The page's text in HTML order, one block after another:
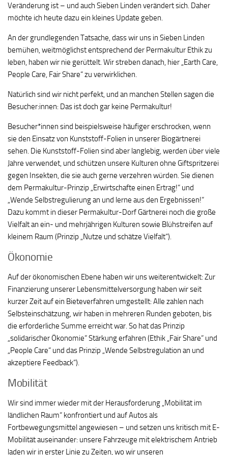
Veränderung ist – und auch Sieben Linden verändert sich. Daher
möchte ich heute dazu ein kleines Update geben.
An der grundlegenden Tatsache, dass wir uns in Sieben Linden
bemühen, weitmöglichst entsprechend der Permakultur Ethik zu
leben, haben wir nie gerüttelt. Wir streben danach, hier „Earth Care,
People Care, Fair Share“ zu verwirklichen.
Natürlich sind wir nicht perfekt, und an manchen Stellen sagen die
Besucher:innen: Das ist doch gar keine Permakultur!
Besucher*innen sind beispielsweise häufiger erschrocken, wenn
sie den Einsatz von Kunststoff-Folien in unserer Biogärtnerei
sehen. Die Kunststoff-Folien sind aber langlebig, werden über viele
Jahre verwendet, und schützen unsere Kulturen ohne Giftspritzerei
gegen Insekten, die sie auch gerne verzehren würden. Sie dienen
dem Permakultur-Prinzip „Erwirtschafte einen Ertrag!“ und
„Wende Selbstregulierung an und lerne aus den Ergebnissen!“
Dazu kommt in dieser Permakultur-Dorf Gärtnerei noch die große
Vielfalt an ein- und mehrjährigen Kulturen sowie Blühstreifen auf
kleinem Raum (Prinzip „Nutze und schätze Vielfalt“).
Ökonomie
Auf der ökonomischen Ebene haben wir uns weiterentwickelt: Zur
Finanzierung unserer Lebensmittelversorgung haben wir seit
kurzer Zeit auf ein Bieteverfahren umgestellt: Alle zahlen nach
Selbsteinschätzung, wir haben in mehreren Runden geboten, bis
die erforderliche Summe erreicht war. So hat das Prinzip
„solidarischer Ökonomie“ Stärkung erfahren (Ethik „Fair Share“ und
„People Care“ und das Prinzip „Wende Selbstregulation an und
akzeptiere Feedback“).
Mobilität
Wir sind immer wieder mit der Herausforderung „Mobilität im
ländlichen Raum“ konfrontiert und auf Autos als
Fortbewegungsmittel angewiesen – und setzen uns kritisch mit E-
Mobilität auseinander: unsere Fahrzeuge mit elektrischem Antrieb
laden wir in erster Linie zu Zeiten, wo wir unseren